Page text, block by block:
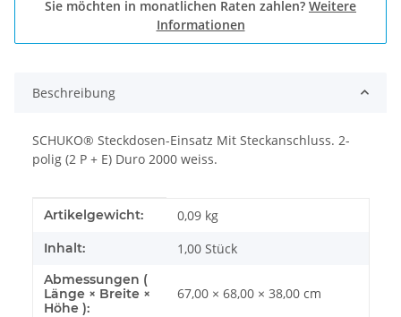
Sie möchten in monatlichen Raten zahlen? Weitere
Informationen
Beschreibung
SCHUKO® Steckdosen-Einsatz Mit Steckanschluss. 2-
polig (2 P + E) Duro 2000 weiss.
Produkteigenschaft
Wert
Artikelgewicht: 0,09 kg
Inhalt: 1,00 Stück
Abmessungen (
Länge × Breite ×
Höhe ):
67,00 × 68,00 × 38,00 cm